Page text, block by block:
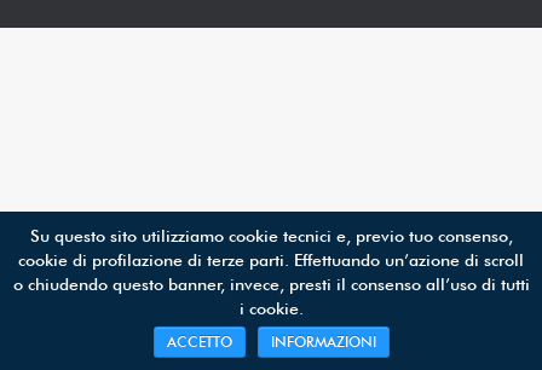
Su questo sito utilizziamo cookie tecnici e, previo tuo consenso,
cookie di profilazione di terze parti. Effettuando un’azione di scroll
o chiudendo questo banner, invece, presti il consenso all’uso di tutti
i cookie.
ACCETTO INFORMAZIONI